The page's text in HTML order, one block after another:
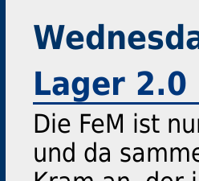
Lager 2.0
Die FeM ist
und da